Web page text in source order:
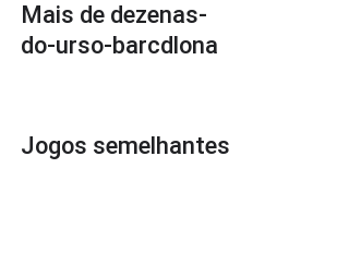
Mais de dezenas-
do-urso-barcdlona
Jogos semelhantes